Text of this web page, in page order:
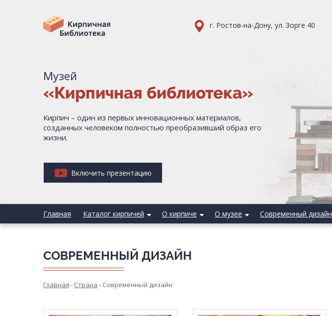
г. Ростов-на-Дону, ул. Зорге 40
Музей
«Кирпичная библиотека»
Кирпич – один из первых инновационных материалов,
созданных человеком полностью преобразивший образ его
жизни.
Включить презентацию
Главная Каталог кирпичей О кирпиче О музее Современный дизайн
СОВРЕМЕННЫЙ ДИЗАЙН
Главная - Страна - Современный дизайн